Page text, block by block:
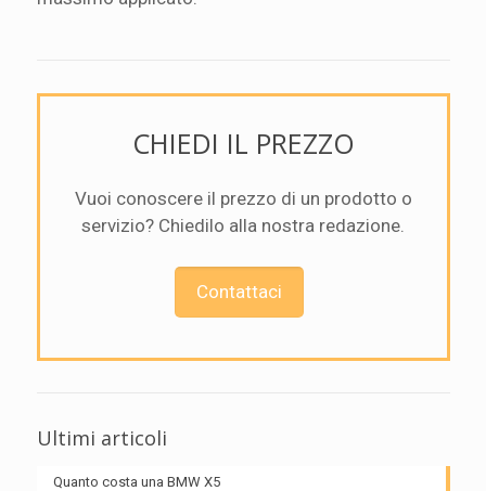
CHIEDI IL PREZZO
Vuoi conoscere il prezzo di un prodotto o
servizio? Chiedilo alla nostra redazione.
Contattaci
Ultimi articoli
Quanto costa una BMW X5